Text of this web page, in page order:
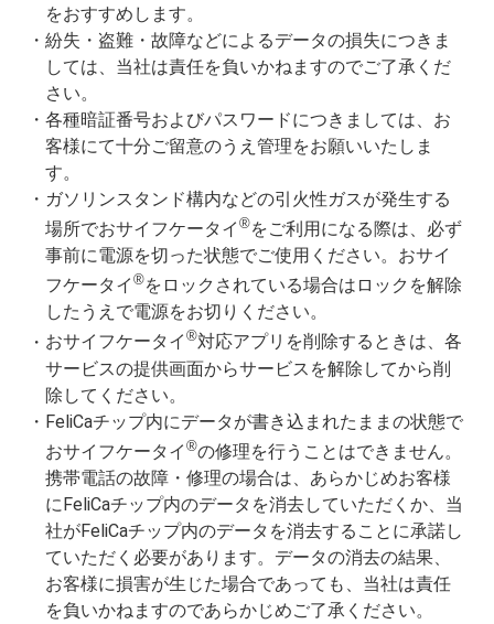
をおすすめします。
紛失・盗難・故障などによるデータの損失につきま
しては、当社は責任を負いかねますのでご了承くだ
さい。
各種暗証番号およびパスワードにつきましては、お
客様にて十分ご留意のうえ管理をお願いいたしま
す。
ガソリンスタンド構内などの引火性ガスが発生する
場所でおサイフケータイ ®をご利用になる際は、必ず
事前に電源を切った状態でご使用ください。おサイ
フケータイ ®をロックされている場合はロックを解除
したうえで電源をお切りください。
おサイフケータイ ®対応アプリを削除するときは、各
サービスの提供画面からサービスを解除してから削
除してください。
FeliCaチップ内にデータが書き込まれたままの状態で
おサイフケータイ ®の修理を行うことはできません。
携帯電話の故障・修理の場合は、あらかじめお客様
にFeliCaチップ内のデータを消去していただくか、当
社がFeliCaチップ内のデータを消去することに承諾し
ていただく必要があります。データの消去の結果、
お客様に損害が生じた場合であっても、当社は責任
を負いかねますのであらかじめご了承ください。